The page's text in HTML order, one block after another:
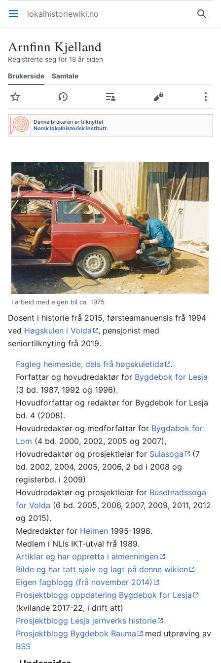
Åpne hovedmenyen lokalhistoriewiki.no Søk
Arnfinn Kjelland
Registrerte seg for 18 år siden
Brukerside Samtale
Overvåk Historikk Bidrag Rediger
Denne brukeren er tilknyttet
Norsk lokalhistorisk institutt.
I arbeid med eigen bil ca. 1975.
Dosent i historie frå 2015, førsteamanuensis frå 1994
ved Høgskulen i Volda
, pensjonist med
seniortilknyting frå 2019.
Fagleg heimeside, dels frå høgskuletida
.
Forfattar og hovudredaktør for Bygdebok for Lesja
(3 bd. 1987, 1992 og 1996).
Hovudforfattar og redaktør for Bygdebok for Lesja
bd. 4 (2008).
Hovudredaktør og medforfattar for Bygdabok for
Lom (4 bd. 2000, 2002, 2005 og 2007),
Hovudredaktør og prosjektleiar for Sulasoga
(7
bd. 2002, 2004, 2005, 2006, 2 bd i 2008 og
registerbd. i 2009)
Hovudredaktør og prosjektleiar for Busetnadssoga
for Volda (6 bd. 2005, 2006, 2007, 2009, 2011, 2012
og 2015).
Medredaktør for Heimen 1995-1998.
Medlem i NLIs IKT-utval frå 1989.
Artiklar eg har oppretta i almenningen
Bilde eg har tatt sjølv og lagt på denne wikien
Eigen fagblogg (frå november 2014)
Prosjektblogg oppdatering Bygdebok for Lesja
(kvilande 2017-22, i drift att)
Prosjektblogg Lesja jernverks historie
Prosjektblogg Bygdebok Rauma
med utprøving av
BSS